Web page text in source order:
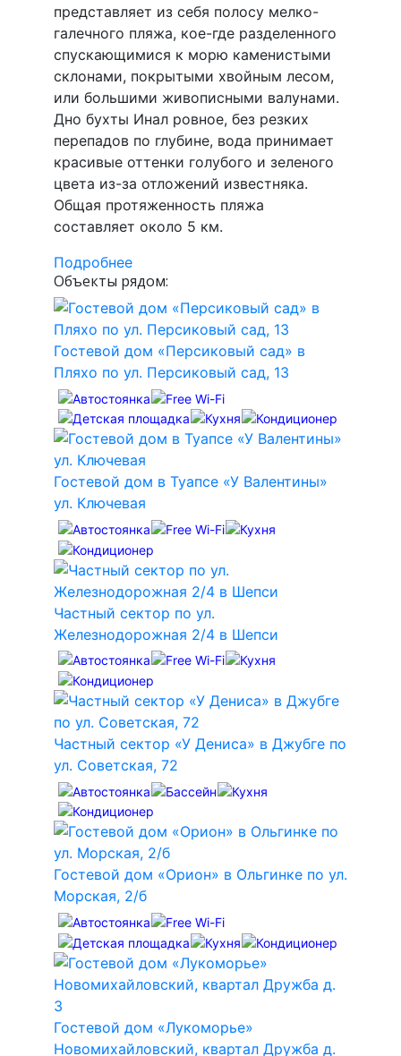
представляет из себя полосу мелко-
галечного пляжа, кое-где разделенного
спускающимися к морю каменистыми
склонами, покрытыми хвойным лесом,
или большими живописными валунами.
Дно бухты Инал ровное, без резких
перепадов по глубине, вода принимает
красивые оттенки голубого и зеленого
цвета из-за отложений известняка.
Общая протяженность пляжа
составляет около 5 км.
Подробнее
Объекты рядом:
Гостевой дом «Персиковый сад» в
Пляхо по ул. Персиковый сад, 13
Гостевой дом в Туапсе «У Валентины»
ул. Ключевая
Частный сектор по ул.
Железнодорожная 2/4 в Шепси
Частный сектор «У Дениса» в Джубге по
ул. Советская, 72
Гостевой дом «Орион» в Ольгинке по ул.
Морская, 2/б
Гостевой дом «Лукоморье»
Новомихайловский, квартал Дружба д.